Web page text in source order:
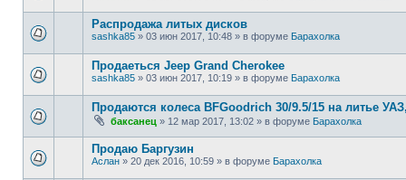
Распродажа литых дисков
sashka85 » 03 июн 2017, 10:48 » в форуме Барахолка
Продаеться Jeep Grand Cherokee
sashka85 » 03 июн 2017, 10:19 » в форуме Барахолка
Продаются колеса BFGoodrich 30/9.5/15 на литье
баксанец » 12 мар 2017, 13:02 » в форуме Барахолка
Продаю Баргузин
Аслан » 20 дек 2016, 10:59 » в форуме Барахолка